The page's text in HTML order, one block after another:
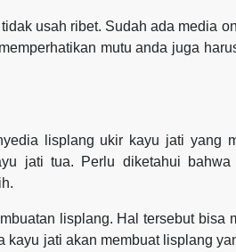
usah ribet. Sudah ada media
mutu anda juga
lisplang ukir kayu jati yang
jati tua. Perlu diketahui
lisplang. Hal tersebut bisa
kayu jati akan membuat lisplang